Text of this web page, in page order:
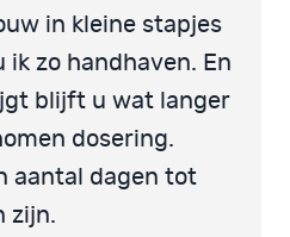
in kleine stapjes
ik zo handhaven. En
blijft u wat langer
dosering.
aantal dagen tot
zijn.